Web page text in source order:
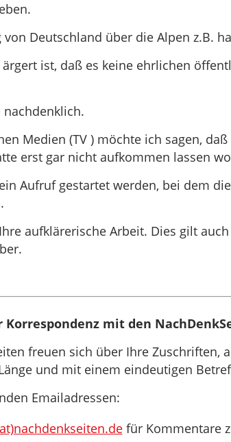
von Deutschland über die Alpen z.B.
ist, daß es keine ehrlichen
Medien (TV ) möchte ich sagen,
erst gar nicht aufkommen lassen
Aufruf gestartet werden, bei dem die
aufklärerische Arbeit. Dies gilt
Korrespondenz mit den
freuen sich über Ihre Zuschriften,
und mit einem eindeutigen
Emailadressen:
für Kommentare